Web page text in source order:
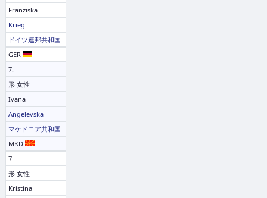
Franziska
Krieg
ドイツ連邦共和国
GER
7.
形 女性
Ivana
Angelevska
マケドニア共和国
MKD
7.
形 女性
Kristina